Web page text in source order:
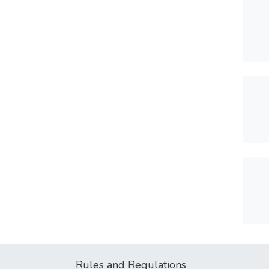
Rules and Regulations